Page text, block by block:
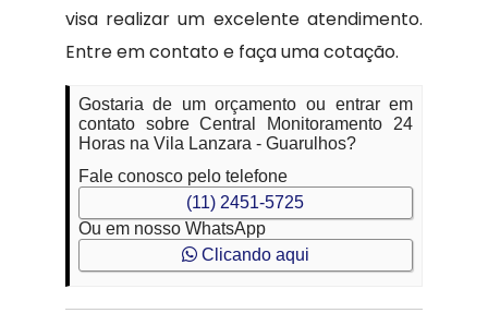
visa realizar um excelente atendimento.
Entre em contato e faça uma cotação.
Gostaria de um orçamento ou entrar em
contato sobre Central Monitoramento 24
Horas na Vila Lanzara - Guarulhos?
Fale conosco pelo telefone
(11) 2451-5725
Ou em nosso WhatsApp
Clicando aqui